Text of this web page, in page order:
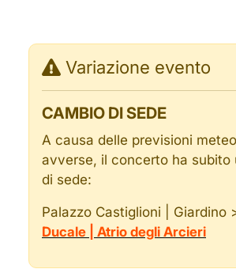
Variazione evento
CAMBIO DI SEDE
A causa delle previsioni
avverse, il concerto ha subito
di sede:
Palazzo Castiglioni | Giardino
Ducale | Atrio degli Arcieri